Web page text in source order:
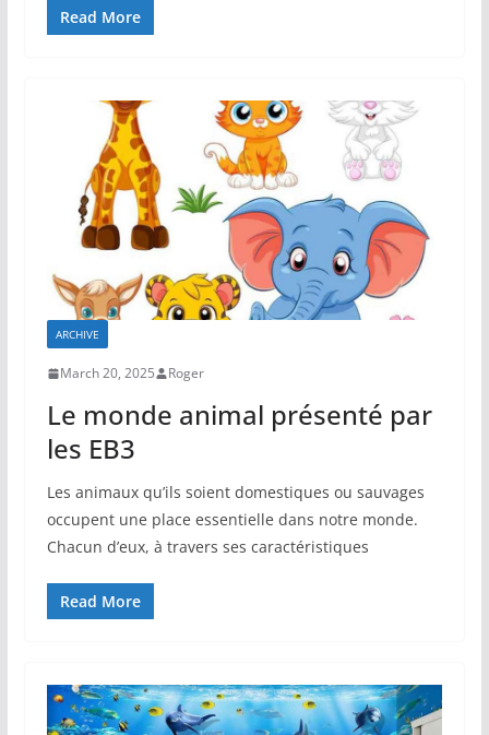
Read More
ARCHIVE
March 20, 2025 Roger
Le monde animal présenté par
les EB3
Les animaux qu’ils soient domestiques ou sauvages
occupent une place essentielle dans notre monde.
Chacun d’eux, à travers ses caractéristiques
Read More